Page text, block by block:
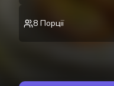
8 Порції